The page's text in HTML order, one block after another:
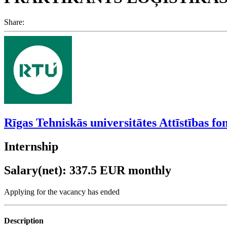
Share:
Rīgas Tehniskās universitātes Attīstības
Internship
Salary(net): 337.5 EUR monthly
Applying for the vacancy has ended
Description